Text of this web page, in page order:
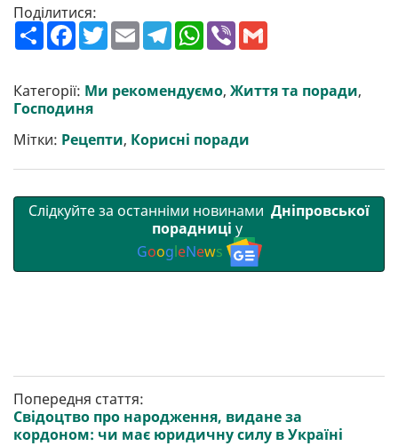
Поділитися:
П
о
р
и
т
F
a
b
o
o
T
w
e
E
m
l
T
e
g
r
W
h
s
A
V
r l
Категорії: Ми рекомендуємо, Життя та поради,
Господиня
Мітки: Рецепти, Корисні поради
Слідкуйте за останніми новинами Дніпровської
порадниці у
GoogleNews
Попередня стаття:
Свідоцтво про народження, видане за
кордоном: чи має юридичну силу в Україні